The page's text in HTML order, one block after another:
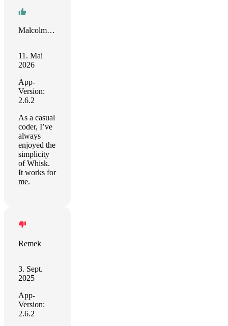
Malcolm Broderick
11. Mai
2026
App-
Version:
2.6.2
As a casual
coder, I’ve
always
enjoyed the
simplicity
of Whisk.
It works for
me.
Remek
3. Sept.
2025
App-
Version:
2.6.2